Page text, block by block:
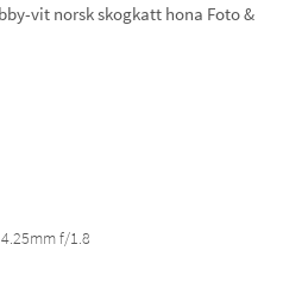
vit norsk skogkatt hona Foto &
f/1.8